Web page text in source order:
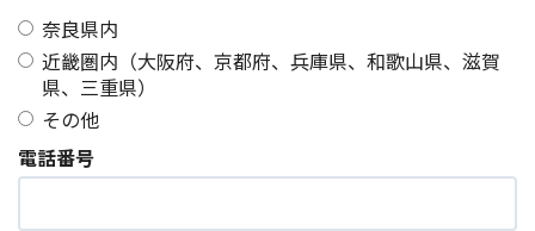
奈良県内
近畿圏内（大阪府、京都府、兵庫県、和歌山県、滋賀
県、三重県）
その他
電話番号